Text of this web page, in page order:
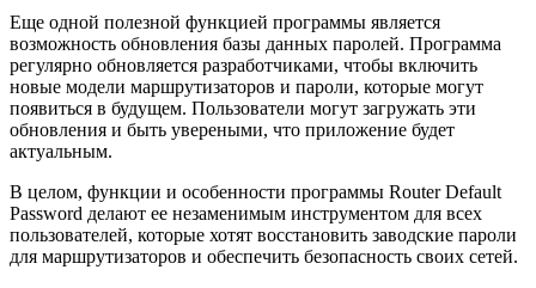
Еще одной полезной функцией программы является
возможность обновления базы данных паролей. Программа
регулярно обновляется разработчиками, чтобы включить
новые модели маршрутизаторов и пароли, которые могут
появиться в будущем. Пользователи могут загружать эти
обновления и быть увереными, что приложение будет
актуальным.
В целом, функции и особенности программы Router Default
Password делают ее незаменимым инструментом для всех
пользователей, которые хотят восстановить заводские пароли
для маршрутизаторов и обеспечить безопасность своих сетей.